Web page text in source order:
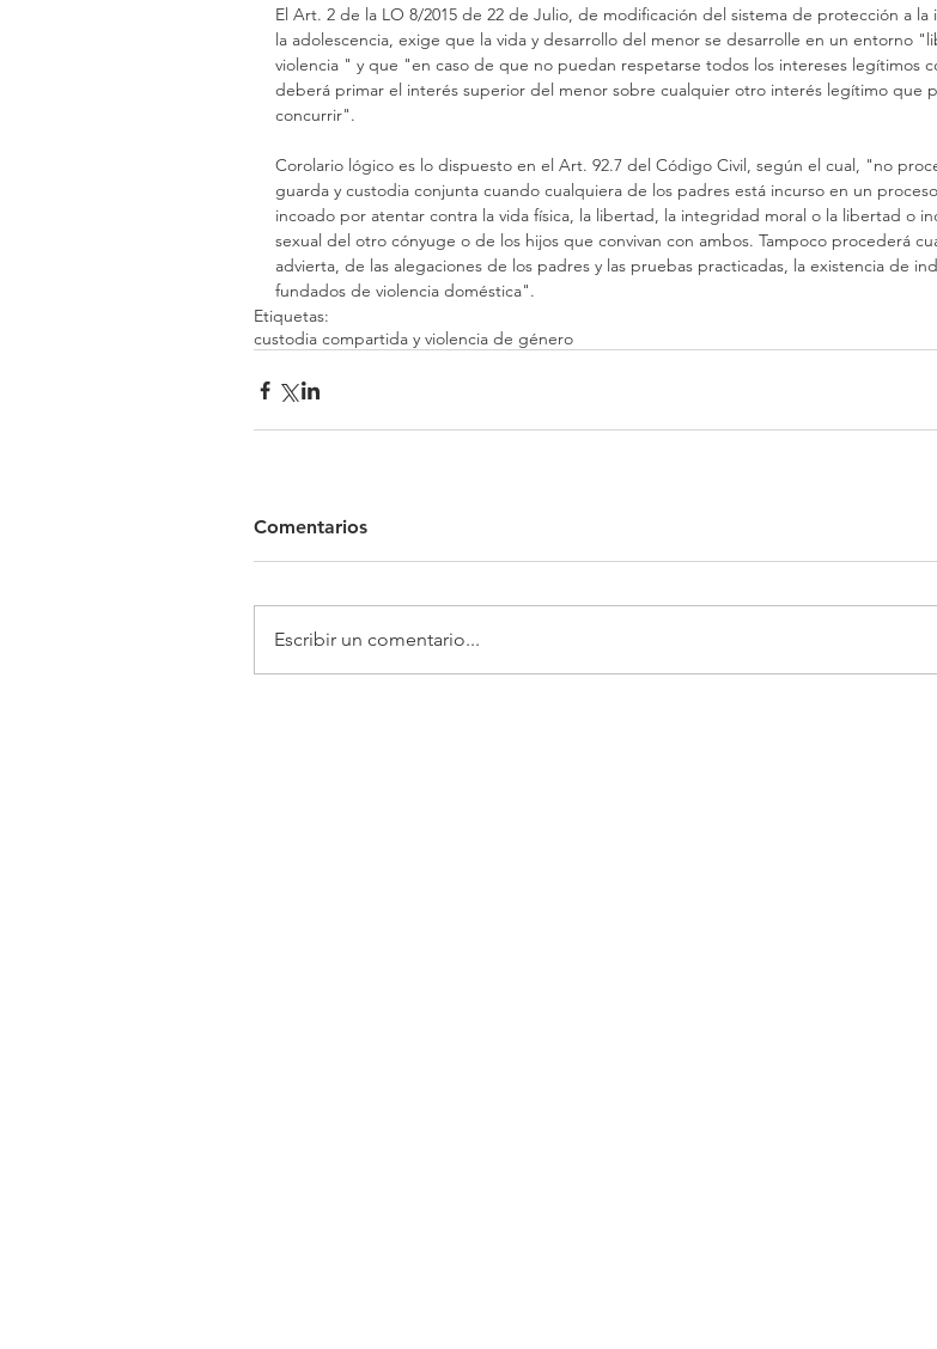
El Art. 2 de la LO 8/2015 de 22 de Julio, de modificación del sistema de protección a la
la adolescencia, exige que la vida y desarrollo del menor se desarrolle en un entorno
violencia " y que "en caso de que no puedan respetarse todos los intereses legítimos
deberá primar el interés superior del menor sobre cualquier otro interés legítimo que
concurrir".
Corolario lógico es lo dispuesto en el Art. 92.7 del Código Civil, según el cual, "no
guarda y custodia conjunta cuando cualquiera de los padres está incurso en un
incoado por atentar contra la vida física, la libertad, la integridad moral o la libertad o
sexual del otro cónyuge o de los hijos que convivan con ambos. Tampoco procederá
advierta, de las alegaciones de los padres y las pruebas practicadas, la existencia de
fundados de violencia doméstica".
Etiquetas:
custodia compartida y violencia de género
Comentarios
Escribir un comentario...